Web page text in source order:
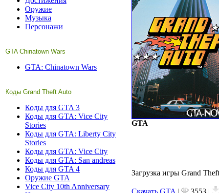
Оружие
Музыка
Персонажи
GTA Chinatown Wars
GTA: Chinatown Wars
Коды Grand Theft Auto
Коды для GTA 3
Коды для GTA: Vice City
Stories
Коды для GTA: Liberty City
Stories
Коды для GTA: Vice City
Коды для GTA: San andreas
Коды для GTA 4
Оружие GTA
Vice City 10th Anniversary
GTA
Загрузка игры Grand
Скачать GTA | 3553 |